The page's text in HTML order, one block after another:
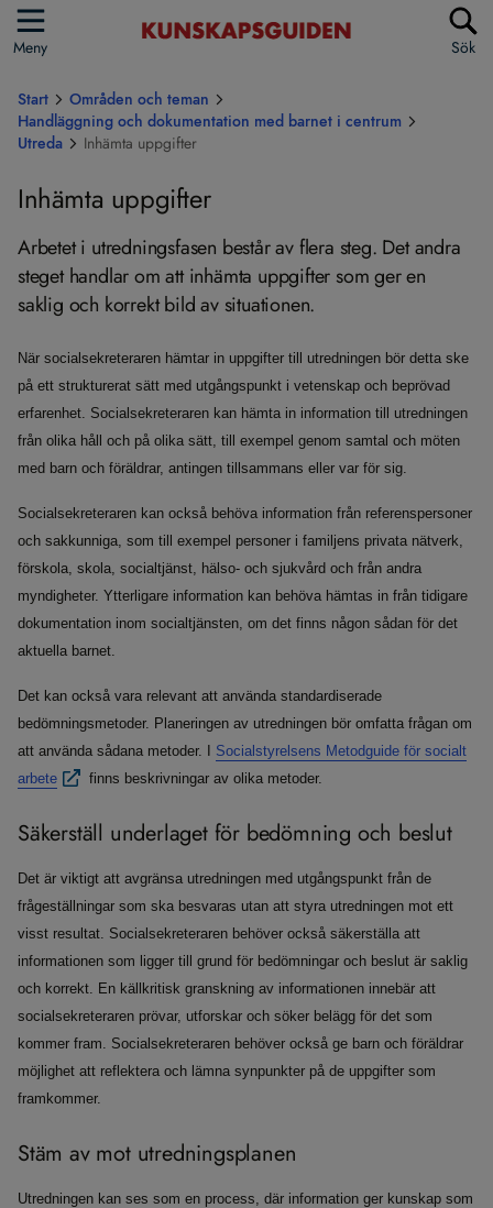
Meny Sök
Start
Områden och teman
Handläggning och dokumentation med barnet i centrum
Utreda
Inhämta uppgifter
Inhämta uppgifter
Arbetet i utredningsfasen består av flera steg. Det andra
steget handlar om att inhämta uppgifter som ger en
saklig och korrekt bild av situationen.
När socialsekreteraren hämtar in uppgifter till utredningen bör detta ske
på ett strukturerat sätt med utgångspunkt i vetenskap och beprövad
erfarenhet. Socialsekreteraren kan hämta in information till utredningen
från olika håll och på olika sätt, till exempel genom samtal och möten
med barn och föräldrar, antingen tillsammans eller var för sig.
Socialsekreteraren kan också behöva information från referenspersoner
och sakkunniga, som till exempel personer i familjens privata nätverk,
förskola, skola, socialtjänst, hälso- och sjukvård och från andra
myndigheter. Ytterligare information kan behöva hämtas in från tidigare
dokumentation inom socialtjänsten, om det finns någon sådan för det
aktuella barnet.
Det kan också vara relevant att använda standardiserade
bedömningsmetoder. Planeringen av utredningen bör omfatta frågan om
att använda sådana metoder. I Socialstyrelsens Metodguide för socialt
arbete
finns beskrivningar av olika metoder.
Säkerställ underlaget för bedömning och beslut
Det är viktigt att avgränsa utredningen med utgångspunkt från de
frågeställningar som ska besvaras utan att styra utredningen mot ett
visst resultat. Socialsekreteraren behöver också säkerställa att
informationen som ligger till grund för bedömningar och beslut är saklig
och korrekt. En källkritisk granskning av informationen innebär att
socialsekreteraren prövar, utforskar och söker belägg för det som
kommer fram. Socialsekreteraren behöver också ge barn och föräldrar
möjlighet att reflektera och lämna synpunkter på de uppgifter som
framkommer.
Stäm av mot utredningsplanen
Utredningen kan ses som en process, där information ger kunskap som